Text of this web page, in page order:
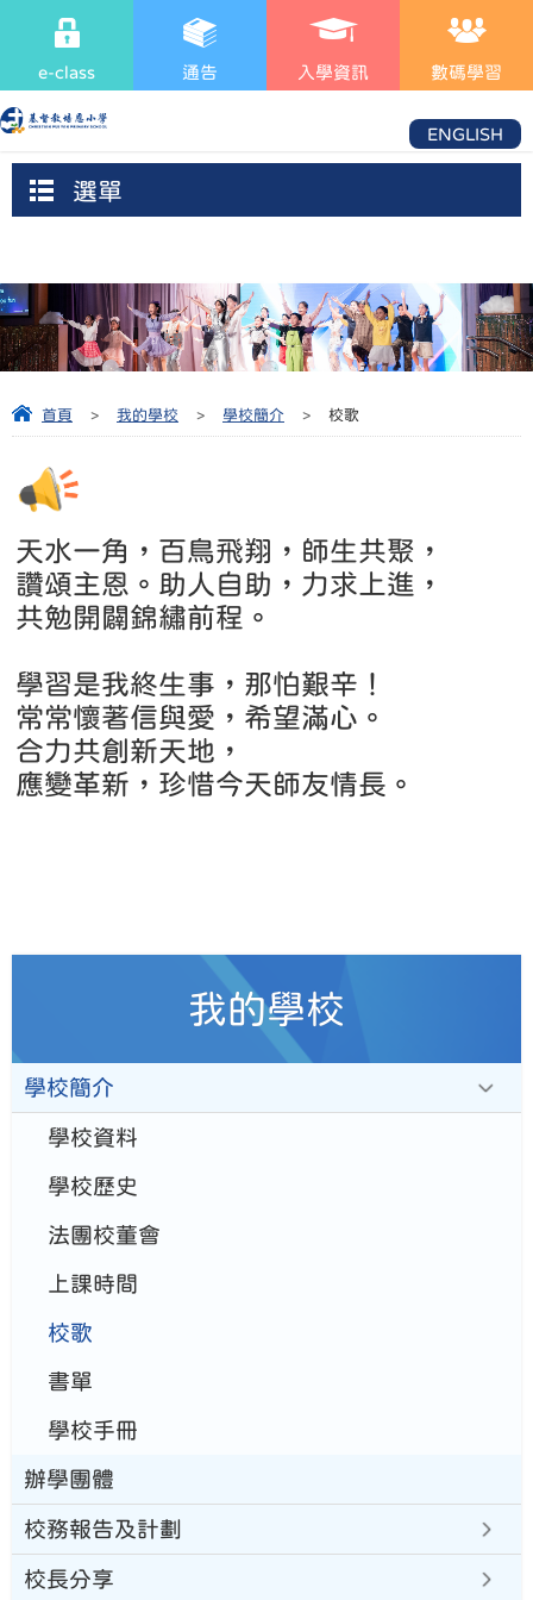
e-class 通告 入學資訊 數碼學習
ENGLISH
選單
首頁 > 我的學校 > 學校簡介 > 校歌
天水一角，百鳥飛翔，師生共聚，
讚頌主恩。助人自助，力求上進，
共勉開闢錦繡前程。
學習是我終生事，那怕艱辛！
常常懷著信與愛，希望滿心。
合力共創新天地，
應變革新，珍惜今天師友情長。
我的學校
學校簡介
學校資料
學校歷史
法團校董會
上課時間
校歌
書單
學校手冊
辦學團體
校務報告及計劃
校長分享